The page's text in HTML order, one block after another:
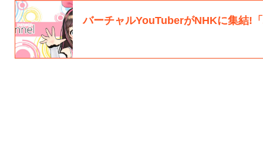
バーチャルYouTuberがNHKに集結!